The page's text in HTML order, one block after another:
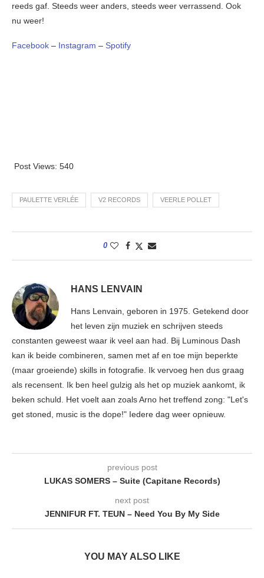
reeds gaf. Steeds weer anders, steeds weer verrassend. Ook
nu weer!
Facebook – Instagram – Spotify
Post Views: 540
PAULETTE VERLÉE V2 RECORDS VEERLE POLLET
0
HANS LENVAIN
Hans Lenvain, geboren in 1975. Getekend door
het leven zijn muziek en schrijven steeds
constanten geweest waar ik veel aan had. Bij Luminous Dash
kan ik beide combineren, samen met af en toe mijn beperkte
(maar groeiende) skills in fotografie. Ik vervoeg hen dus graag
als recensent. Ik ben heel gulzig als het op muziek aankomt, ik
beken schuld. Het voelt aan zoals Arno het treffend zong: "Let's
get stoned, music is the dope!" Iedere dag weer opnieuw.
previous post
LUKAS SOMERS – Suite (Capitane Records)
next post
JENNIFUR FT. TEUN – Need You By My Side
YOU MAY ALSO LIKE